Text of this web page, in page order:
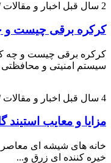
2 سال قبل اخبار و
کرکره برقی چیست و
کرکره برقی چیست و چه
سیستم امنیتی و
4 سال قبل اخبار و
مزایا و معایب
خانه های شیشه ای معاصر
خیره کننده ای زرق و...